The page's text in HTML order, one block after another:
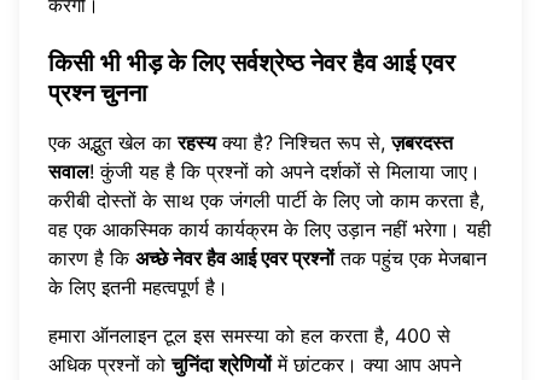
करेंगी।
किसी भी भीड़ के लिए सर्वश्रेष्ठ नेवर हैव आई एवर
प्रश्न चुनना
एक अद्भुत खेल कारहस्यक्या है? निश्चित रूप से,ज़बरदस्त
सवाल! कुंजी यह है कि प्रश्नों को अपने दर्शकों से मिलाया जाए।
करीबी दोस्तों के साथ एक जंगली पार्टी के लिए जो काम करता है,
वह एक आकस्मिक कार्य कार्यक्रम के लिए उड़ान नहीं भरेगा। यही
कारण है कि अच्छे नेवर हैव आई एवर प्रश्नोंतक पहुंच एक मेजबान
के लिए इतनी महत्वपूर्ण है।
हमारा ऑनलाइन टूल इस समस्या को हल करता है, 400 से
अधिक प्रश्नों कोचुनिंदा श्रेणियोंमें छांटकर। क्या आप अपने